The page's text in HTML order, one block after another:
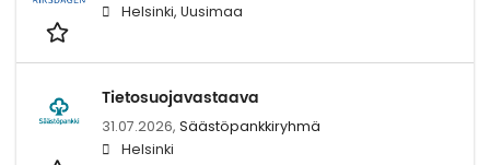
Helsinki, Uusimaa
Tietosuojavastaava
31.07.2026, Säästöpankkiryhmä
Helsinki